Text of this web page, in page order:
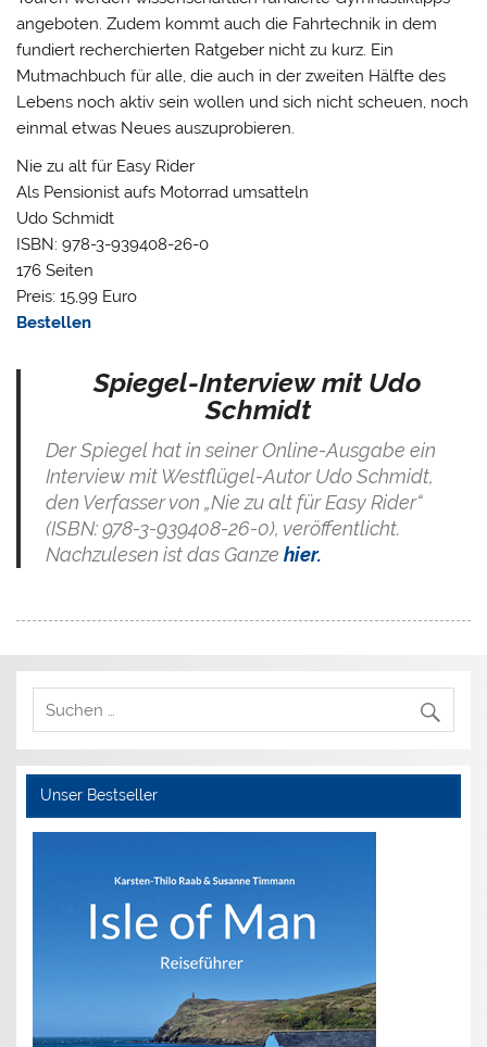
angeboten. Zudem kommt auch die Fahrtechnik in dem
fundiert recherchierten Ratgeber nicht zu kurz. Ein
Mutmachbuch für alle, die auch in der zweiten Hälfte des
Lebens noch aktiv sein wollen und sich nicht scheuen, noch
einmal etwas Neues auszuprobieren.
Nie zu alt für Easy Rider
Als Pensionist aufs Motorrad umsatteln
Udo Schmidt
ISBN: 978-3-939408-26-0
176 Seiten
Preis: 15,99 Euro
Bestellen
Spiegel-Interview mit Udo
Schmidt
Der Spiegel hat in seiner Online-Ausgabe ein
Interview mit Westflügel-Autor Udo Schmidt,
den Verfasser von „Nie zu alt für Easy Rider“
(ISBN: 978-3-939408-26-0), veröffentlicht.
Nachzulesen ist das Ganze hier.
Unser Bestseller